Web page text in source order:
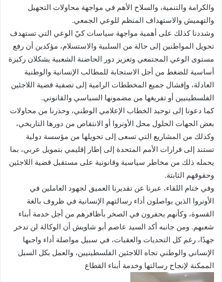
والكرامة والتنمية، والسلاح الأهم في مواجهة محاولات التجهيل
والتهميش والاستهداف المنظم للوعي الجمعي.
وشددنا كذلك على أهمية مواجهة سياسات كيّ الوعي التي تستهدف
تحويل المواطنين إلى حالة من السلبية والاستسلام، مؤكدين أن رفع
مستوى الوعي المجتمعي وتعزيز دور الحاضنة الشعبية يشكلان ركيزة
أساسية للضغط من أجل الاستجابة للمطالب الإنسانية والوطنية
العادلة، وإفشال جميع المخططات الرامية إلى تصفية قضية اللاجئين
الفلسطينيين أو تفريغها من مضمونها السياسي والقانوني.
كما دعونا إلى توحيد الخطاب الإعلامي الوطني، وحذرنا من محاولات
بعض الجهات الحلول محل الأونروا أو الانتقاص من دورها التاريخي،
وكذلك من المشاريع التي تسعى إلى تحويلها من مؤسسة دولية
تستند إلى قرارات الأمم المتحدة إلى إطار إقليمي بتمويل عربي، بما
يحمله ذلك من مخاطر سياسية وقانونية على مستقبل قضية اللاجئين
وحقوقهم الثابتة.
وفي ختام اللقاء، عبرنا عن تقديرنا العميق لجهود العاملين في
الأونروا الذين يواصلون أداء رسالتهم الإنسانية في ظروف بالغة
القسوة، وكأنهم يحفرون في الصخر بأظافرهم من أجل خدمة أبناء
شعبهم. ومن جانبه أكد السيد عاصم أبو شاويش أن الوكالة لن تدخر
جهدًا، رغم كل التحديات والعقبات، في سبيل مواصلة أداء واجبها
الإنساني والوطني تجاه اللاجئين الفلسطينيين، والعمل بكل السبل
الممكنة لإنجاح رسالتها وخدمة أبناء القطاع